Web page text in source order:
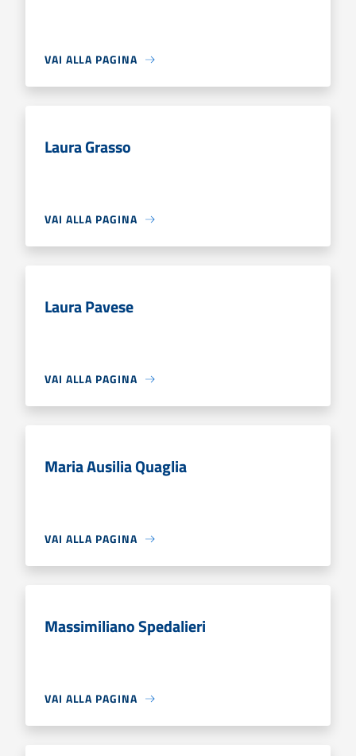
VAI ALLA PAGINA
Laura Grasso
VAI ALLA PAGINA
Laura Pavese
VAI ALLA PAGINA
Maria Ausilia Quaglia
VAI ALLA PAGINA
Massimiliano Spedalieri
VAI ALLA PAGINA